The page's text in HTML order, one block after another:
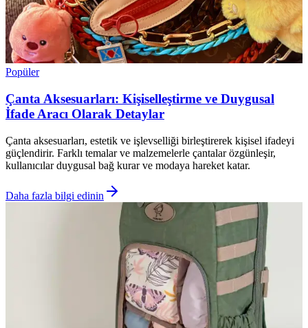
Popüler
Çanta Aksesuarları: Kişiselleştirme ve Duygusal
İfade Aracı Olarak Detaylar
Çanta aksesuarları, estetik ve işlevselliği birleştirerek kişisel ifadeyi
güçlendirir. Farklı temalar ve malzemelerle çantalar özgünleşir,
kullanıcılar duygusal bağ kurar ve modaya hareket katar.
Daha fazla bilgi edinin